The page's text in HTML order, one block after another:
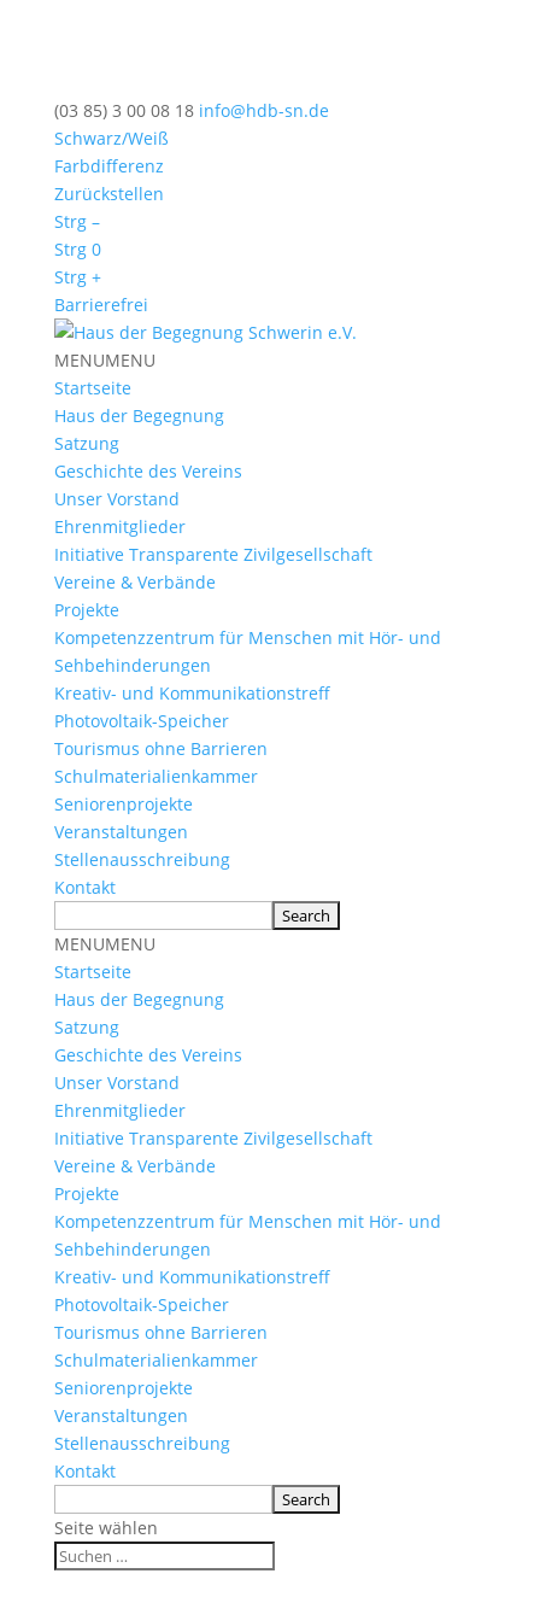
(03 85) 3 00 08 18 info@hdb-sn.de
Schwarz/Weiß
Farbdifferenz
Zurückstellen
Strg –
Strg 0
Strg +
Barrierefrei
MENUMENU
Startseite
Haus der Begegnung
Satzung
Geschichte des Vereins
Unser Vorstand
Ehrenmitglieder
Initiative Transparente Zivilgesellschaft
Vereine & Verbände
Projekte
Kompetenzzentrum für Menschen mit Hör- und
Sehbehinderungen
Kreativ- und Kommunikationstreff
Photovoltaik-Speicher
Tourismus ohne Barrieren
Schulmaterialienkammer
Seniorenprojekte
Veranstaltungen
Stellenausschreibung
Kontakt
MENUMENU
Startseite
Haus der Begegnung
Satzung
Geschichte des Vereins
Unser Vorstand
Ehrenmitglieder
Initiative Transparente Zivilgesellschaft
Vereine & Verbände
Projekte
Kompetenzzentrum für Menschen mit Hör- und
Sehbehinderungen
Kreativ- und Kommunikationstreff
Photovoltaik-Speicher
Tourismus ohne Barrieren
Schulmaterialienkammer
Seniorenprojekte
Veranstaltungen
Stellenausschreibung
Kontakt
Seite wählen